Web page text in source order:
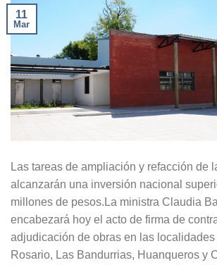
11
Mar
Las tareas de ampliación y refacción de
alcanzarán una inversión nacional
millones de pesos.La ministra Claudia
encabezará hoy el acto de firma de
adjudicación de obras en las
Rosario, Las Bandurrias, Huanqueros y